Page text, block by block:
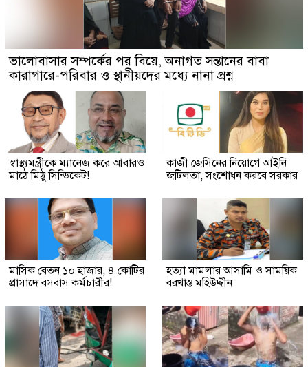
ভালোবাসার সম্পর্কের পর বিয়ে, অনাগত সন্তানের বাবা
কারাগারে-পরিবার ও স্থানীয়দের মধ্যে নানা প্রশ্ন
স্বাস্থ্যমন্ত্রীকে ম্যানেজ করে আবারও
মাঠে মিঠু সিন্ডিকেট!
কাজী জেসিনের নিয়োগে আইনি
জটিলতা, সংশোধন করবে সরকার
মাসিক বেতন ১০ হাজার, ৪ কোটির
প্রাসাদে বসবাস কর্মচারীর!
হত্যা মামলার আসামি ও সাময়িক
বরখাস্ত মহিউদ্দীন